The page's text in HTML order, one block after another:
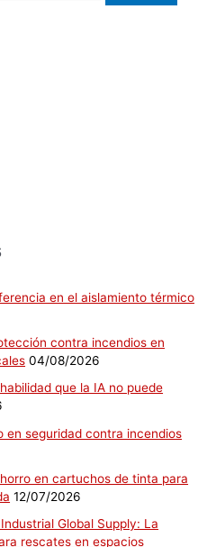
en el aislamiento térmico
contra incendios en
04/08/2026
que la IA no puede
en seguridad contra incendios
en cartuchos de tinta para
12/07/2026
Global Supply: La
rescates en espacios